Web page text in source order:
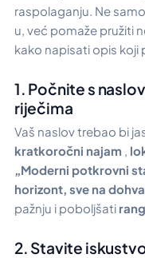
raspolaganju. Ne
u, već pomaže pružiti
kako napisati opis
1. Počnite s
riječima
Vaš naslov trebao bi
kratkoročni najam
„Moderni potkrovni
horizont, sve na
pažnju i poboljšati
2. Stavite